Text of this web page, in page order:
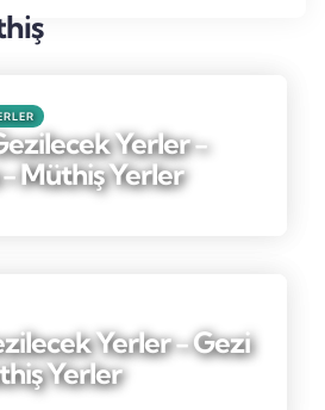
Yerler -
- Müthiş Yerler
Yerler - Gezi
Yerler